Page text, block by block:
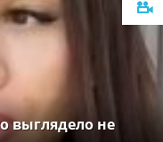
выглядело не